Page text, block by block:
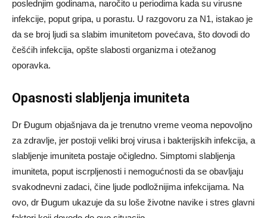
poslednjim godinama, naročito u periodima kada su virusne
infekcije, poput gripa, u porastu. U razgovoru za N1, istakao je
da se broj ljudi sa slabim imunitetom povećava, što dovodi do
češćih infekcija, opšte slabosti organizma i otežanog
oporavka.
Opasnosti slabljenja imuniteta
Dr Đugum objašnjava da je trenutno vreme veoma nepovoljno
za zdravlje, jer postoji veliki broj virusa i bakterijskih infekcija, a
slabljenje imuniteta postaje očigledno. Simptomi slabljenja
imuniteta, poput iscrpljenosti i nemogućnosti da se obavljaju
svakodnevni zadaci, čine ljude podložnijima infekcijama. Na
ovo, dr Đugum ukazuje da su loše životne navike i stres glavni